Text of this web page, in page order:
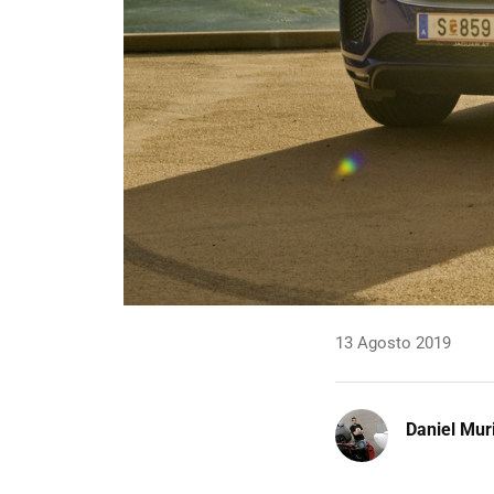
13 Agosto 2019
Daniel